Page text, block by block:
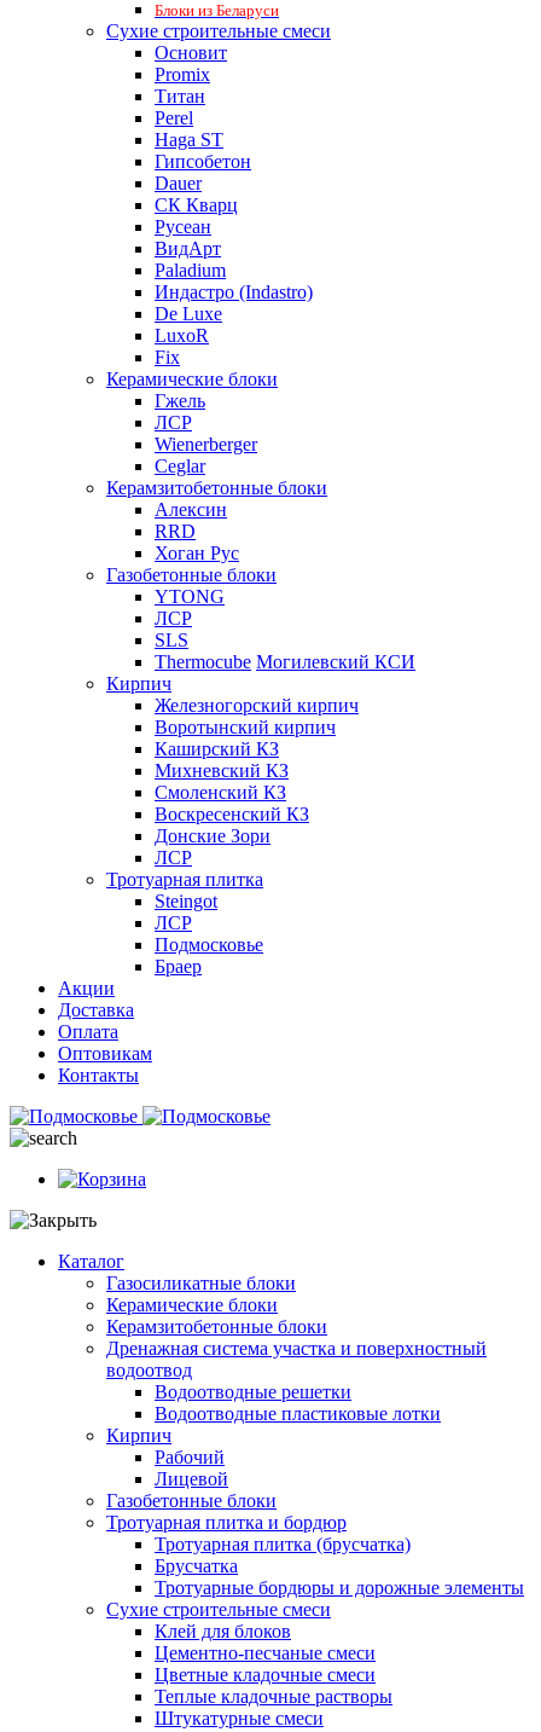
Блоки из Беларуси
Сухие строительные смеси
Основит
Promix
Титан
Perel
Haga ST
Гипсобетон
Dauer
СК Кварц
Русеан
ВидАрт
Paladium
Индастро (Indastro)
De Luxe
LuxoR
Fix
Керамические блоки
Гжель
ЛСР
Wienerberger
Ceglar
Керамзитобетонные блоки
Алексин
RRD
Хоган Рус
Газобетонные блоки
YTONG
ЛСР
SLS
Thermocube Могилевский КСИ
Кирпич
Железногорский кирпич
Воротынский кирпич
Каширский КЗ
Михневский КЗ
Смоленский КЗ
Воскресенский КЗ
Донские Зори
ЛСР
Тротуарная плитка
Steingot
ЛСР
Подмосковье
Браер
Акции
Доставка
Оплата
Оптовикам
Контакты
Каталог
Газосиликатные блоки
Керамические блоки
Керамзитобетонные блоки
Дренажная система участка и поверхностный
водоотвод
Водоотводные решетки
Водоотводные пластиковые лотки
Кирпич
Рабочий
Лицевой
Газобетонные блоки
Тротуарная плитка и бордюр
Тротуарная плитка (брусчатка)
Брусчатка
Тротуарные бордюры и дорожные элементы
Сухие строительные смеси
Клей для блоков
Цементно-песчаные смеси
Цветные кладочные смеси
Теплые кладочные растворы
Штукатурные смеси